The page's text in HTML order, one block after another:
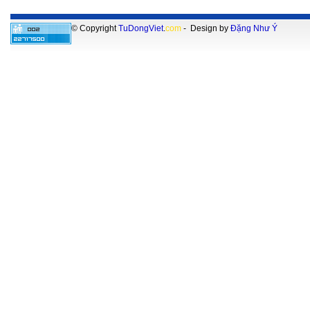
© CopyrightTuDongViet.com - Design by Đặng Như Ý